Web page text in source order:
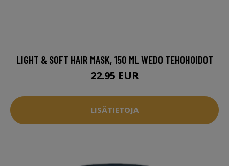
LIGHT & SOFT HAIR MASK, 150 ML WEDO TEHOHOIDOT
22.95 EUR
LISÄTIETOJA